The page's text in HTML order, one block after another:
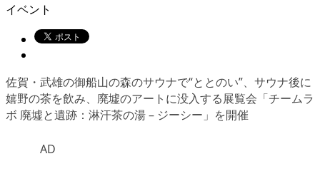
イベント
佐賀・武雄の御船山の森のサウナで“ととのい”、サウナ後に
嬉野の茶を飲み、廃墟のアートに没入する展覧会「チームラ
ボ 廃墟と遺跡：淋汗茶の湯 – ジーシー」を開催
AD